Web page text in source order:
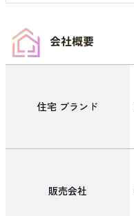
会社概要
住宅 ブランド
販売会社